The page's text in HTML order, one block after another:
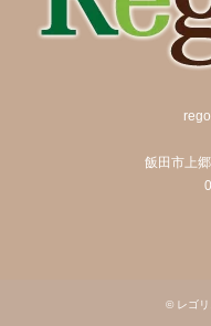
飯田市上
© レゴリ